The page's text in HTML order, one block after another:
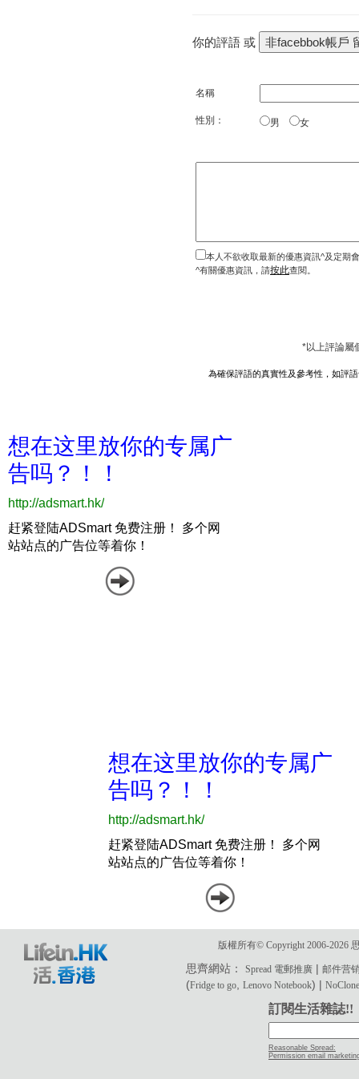
你的評語 或
名稱
性別： 男 女
本人不欲收取最新的優惠資訊^及定期
^有關優惠資訊，請按此查閱。
*以上評論屬
為確保評語的真實性及參考性，如評
版權所有© Copyright 2006-2026
思齊網站：Spread 電郵推廣 |邮件营
(Fridge to go ,Lenovo Notebook) |